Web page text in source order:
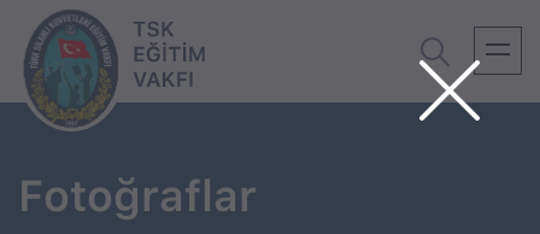
Fotoğraflar